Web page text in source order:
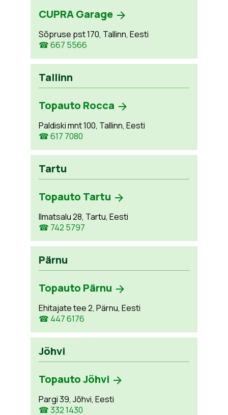
CUPRA Garage
Sõpruse pst 170, Tallinn, Eesti
☎ 667 5566
Tallinn
Topauto Rocca
Paldiski mnt 100, Tallinn, Eesti
☎ 617 7080
Tartu
Topauto Tartu
Ilmatsalu 28, Tartu, Eesti
☎ 742 5797
Pärnu
Topauto Pärnu
Ehitajate tee 2, Pärnu, Eesti
☎ 447 6176
Jõhvi
Topauto Jõhvi
Pargi 39, Jõhvi, Eesti
☎ 332 1430